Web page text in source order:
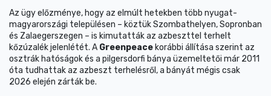
Az ügy előzménye, hogy az elmúlt hetekben több nyugat-
magyarországi településen – köztük Szombathelyen, Sopronban
és Zalaegerszegen – is kimutatták az azbeszttel terhelt
kőzúzalék jelenlétét. A Greenpeace korábbi állítása szerint az
osztrák hatóságok és a pilgersdorfi bánya üzemeltetői már 2011
óta tudhattak az azbeszt terhelésről, a bányát mégis csak
2026 elején zárták be.